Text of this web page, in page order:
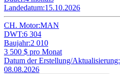
Landedatum:15.10.2026
CH. Motor:MAN
DWT:6 304
Baujahr:2 010
3 500 $ pro Monat
Datum der Erstellung/Aktualisierung:
08.08.2026